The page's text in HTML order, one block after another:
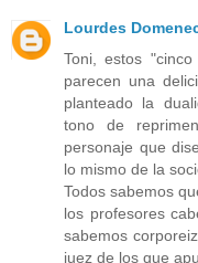
Lourdes
Toni, estos
parecen una
planteado la
tono de
personaje que
lo mismo de la
Todos sabemos
los profesores
sabemos
juez de los que